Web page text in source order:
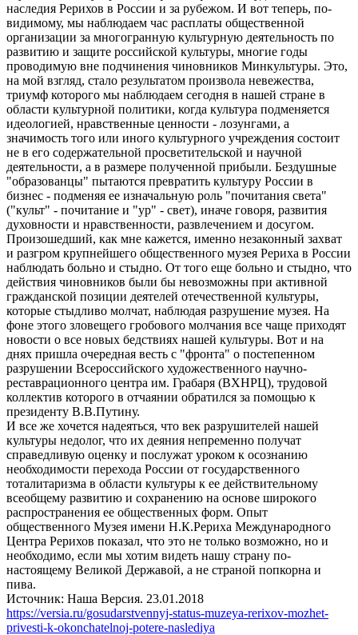
наследия Рерихов в России и за рубежом. И вот теперь, по-
видимому, мы наблюдаем час расплаты общественной
организации за многогранную культурную деятельность по
развитию и защите российской культуры, многие годы
проводимую вне подчинения чиновников Минкультуры. Это,
на мой взгляд, стало результатом произвола невежества,
триумф которого мы наблюдаем сегодня в нашей стране в
области культурной политики, когда культура подменяется
идеологией, нравственные ценности - лозунгами, а
значимость того или иного культурного учреждения состоит
не в его содержательной просветительской и научной
деятельности, а в размере полученной прибыли. Бездушные
"образованцы" пытаются превратить культуру России в
бизнес - подменяя ее изначальную роль "почитания света"
("культ" - почитание и "ур" - свет), иначе говоря, развития
духовности и нравственности, развлечением и досугом.
Произошедший, как мне кажется, именно незаконный захват
и разгром крупнейшего общественного музея Рериха в России
наблюдать больно и стыдно. От того еще больно и стыдно, что
действия чиновников были бы невозможны при активной
гражданской позиции деятелей отечественной культуры,
которые стыдливо молчат, наблюдая разрушение музея. На
фоне этого зловещего гробового молчания все чаще приходят
новости о все новых бедствиях нашей культуры. Вот и на
днях пришла очередная весть с "фронта" о постепенном
разрушении Всероссийского художественного научно-
реставрационного центра им. Грабаря (ВХНРЦ), трудовой
коллектив которого в отчаянии обратился за помощью к
президенту В.В.Путину.
И все же хочется надеяться, что век разрушителей нашей
культуры недолог, что их деяния непременно получат
справедливую оценку и послужат уроком к осознанию
необходимости перехода России от государственного
тоталитаризма в области культуры к ее действительному
всеобщему развитию и сохранению на основе широкого
распространения ее общественных форм. Опыт
общественного Музея имени Н.К.Рериха Международного
Центра Рерихов показал, что это не только возможно, но и
необходимо, если мы хотим видеть нашу страну по-
настоящему Великой Державой, а не страной попкорна и
пива.
Источник: Наша Версия. 23.01.2018
https://versia.ru/gosudarstvennyj-status-muzeya-rerixov-mozhet-
privesti-k-okonchatelnoj-potere-naslediya